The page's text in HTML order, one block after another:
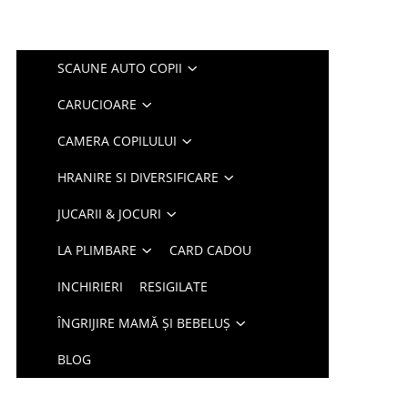
SCAUNE AUTO COPII
CARUCIOARE
CAMERA COPILULUI
HRANIRE SI DIVERSIFICARE
JUCARII & JOCURI
LA PLIMBARE CARD CADOU
INCHIRIERI RESIGILATE
ÎNGRIJIRE MAMĂ ȘI BEBELUȘ
BLOG